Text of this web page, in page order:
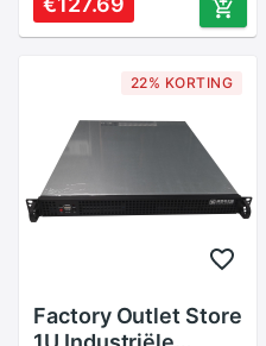
22% KORTING
Factory Outlet Store